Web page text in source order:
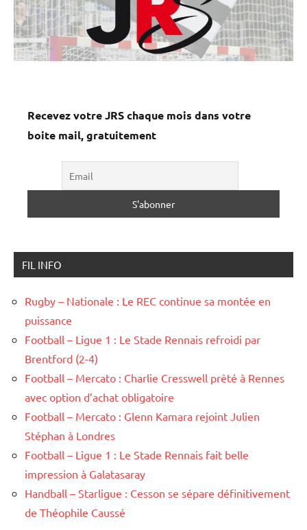
Recevez votre JRS chaque mois dans votre
boite mail, gratuitement
FIL INFO
Rugby – Nationale : Le REC continue sa montée en
puissance
Football – Ligue 1 : Le Stade Rennais refroidi par
Brentford (2-4)
Football – Mercato : Charlie Cresswell prêté à Rennes
avec option d’achat obligatoire
Football – Mercato : Glenn Kamara rejoint Julien
Stéphan à Londres
Football – Ligue 1 : Le Stade Rennais fait belle
impression à Galatasaray
Handball – Starligue : Cesson se sépare définitivement
de Théophile Caussé